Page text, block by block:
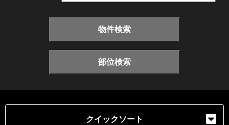
物件検索
部位検索
クイックソート